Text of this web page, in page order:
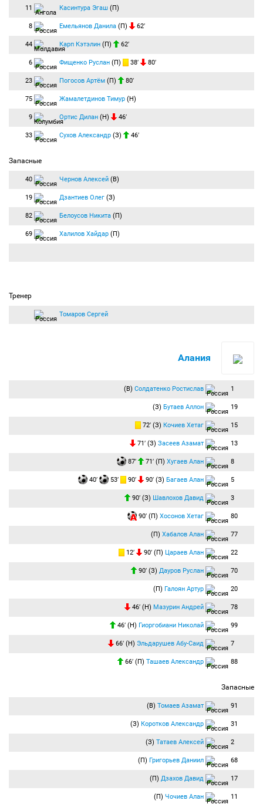
11 Касинтура Эгаш (П)
8 Емельянов Данила (П) 62′
44 Карп Кэтэлин (П) 62′
6 Фищенко Руслан (П) 38′ 80′
23 Погосов Артём (П) 80′
75 Жамалетдинов Тимур (Н)
9 Ортис Дилан (Н) 46′
33 Сухов Александр (З) 46′
Запасные
40 Чернов Алексей (В)
19 Дзантиев Олег (З)
82 Белоусов Никита (П)
69 Халилов Хайдар (П)
Тренер
Томаров Сергей
Алания
(В) Солдатенко Ростислав 1
(З) Бутаев Аллон 19
72′ (З) Кочиев Хетаг 15
71′ (З) Засеев Азамат 13
87′ 71′ (П) Хугаев Алан 8
40′ 53′ 90′ 90′ (З) Багаев Алан 5
90′ (З) Шавлохов Давид 3
90′ (П) Хосонов Хетаг 80
(П) Хабалов Алан 77
12′ 90′ (П) Цараев Алан 22
90′ (З) Дауров Руслан 70
(П) Галоян Артур 20
46′ (Н) Мазурин Андрей 78
46′ (Н) Гиоргобиани Николай 99
66′ (Н) Эльдарушев Абу-Саид 7
66′ (П) Ташаев Александр 88
Запасные
(В) Томаев Азамат 91
(З) Коротков Александр 31
(З) Татаев Алексей 2
(П) Григорьев Даниил 68
(П) Дзахов Давид 17
(П) Чочиев Алан 11